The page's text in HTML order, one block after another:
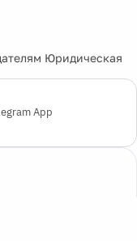
Юридическая
App